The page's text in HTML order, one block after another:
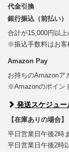
代金引換
銀行振込（前払い）
合計が15,000円以上
※振込手数料はお客
Amazon Pay
お持ちのAmazonア
※Amazonのポイン
発送スケジュー
【在庫ありの場合】
平日営業日午後2時
平日営業日午後2時